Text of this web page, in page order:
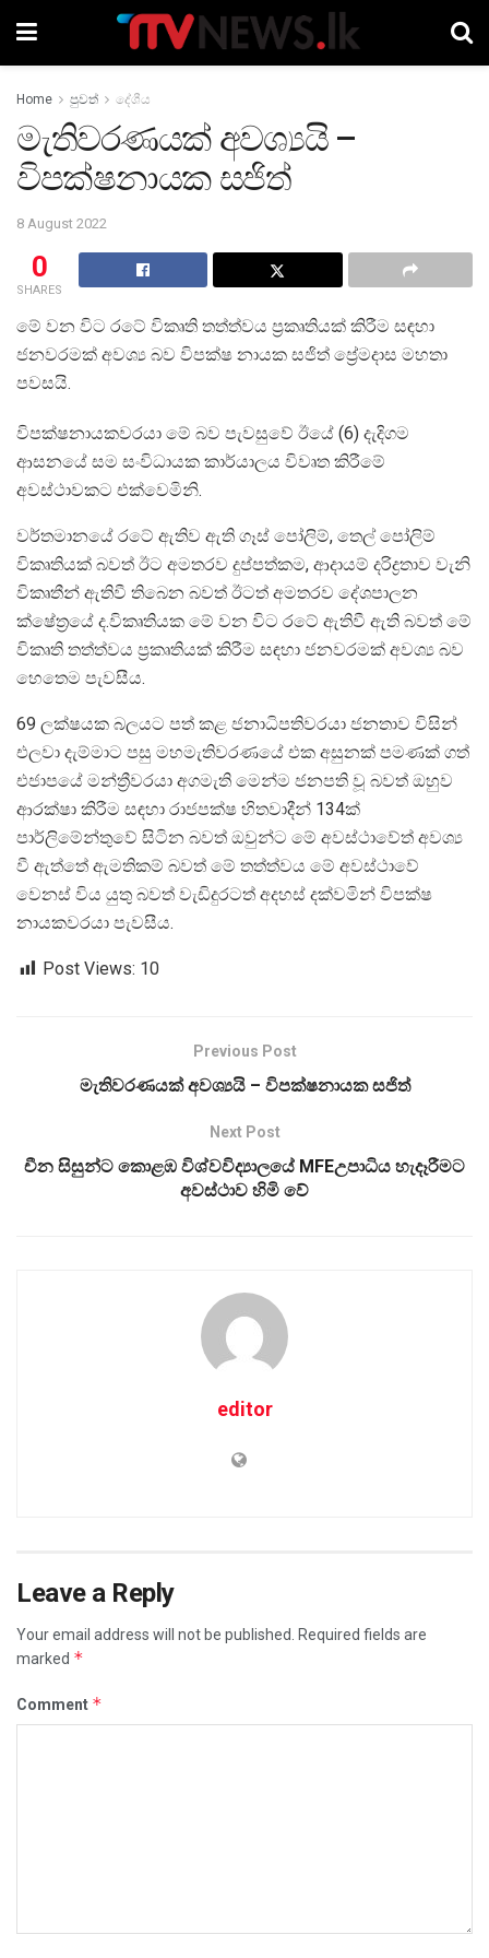
Home පුවත් දේශීය
මැතිවරණයක් අවශ්‍යයි –
විපක්ෂනායක සජිත්
8 August 2022
0
SHARES
මේ වන විට රටේ විකෘති තත්ත්වය ප්‍රකෘතියක් කිරීම සඳහා
ජනවරමක් අවශ්‍ය බව විපක්ෂ නායක සජිත් ප්‍රේමදාස මහතා
පවසයි.
විපක්ෂනායකවරයා මේ බව පැවසුවේ ඊයේ (6) දැදිගම
ආසනයේ සම සංවිධායක කාර්යාලය විවෘත කිරීමේ
අවස්ථාවකට එක්වෙමිනි.
වර්තමානයේ රටේ ඇතිව ඇති ගෑස් පෝලිම්, තෙල් පෝලිම්
විකෘතියක් බවත් ඊට අමතරව දුප්පත්කම, ආදායම් දරිද්‍රතාව වැනි
විකෘතීන් ඇතිවී තිබෙන බවත් ඊටත් අමතරව දේශපාලන
ක්ෂේත්‍රයේ ද.විකෘතියක මේ වන විට රටේ ඇතිවී ඇති බවත් මේ
විකෘති තත්ත්වය ප්‍රකෘතියක් කිරීම සඳහා ජනවරමක් අවශ්‍ය බව
හෙතෙම පැවසීය.
69 ලක්ෂයක බලයට පත් කළ ජනාධිපතිවරයා ජනතාව විසින්
එලවා දැම්මාට පසු මහමැතිවරණයේ එක අසුනක් පමණක් ගත්
එජාපයේ මන්ත්‍රීවරයා අගමැති මෙන්ම ජනපති වූ බවත් ඔහුව
ආරක්ෂා කිරීම සඳහා රාජපක්ෂ හිතවාදීන් 134ක්
පාර්ලිමේන්තුවේ සිටින බවත් ඔවුන්ට මේ අවස්ථාවේත් අවශ්‍ය
වී ඇත්තේ ඇමතිකම් බවත් මේ තත්ත්වය මේ අවස්ථාවේ
වෙනස් විය යුතු බවත් වැඩිදුරටත් අදහස් දක්වමින් විපක්ෂ
නායකවරයා පැවසීය.
Post Views: 10
Previous Post
මැතිවරණයක් අවශ්‍යයි – විපක්ෂනායක සජිත්
Next Post
චීන සිසුන්ට කොළඹ විශ්වවිද්‍යාලයේ MFEඋපාධිය හැදෑරීමට
අවස්ථාව හිමි වේ
editor
Leave a Reply
Your email address will not be published.
Required fields are
marked *
Comment *